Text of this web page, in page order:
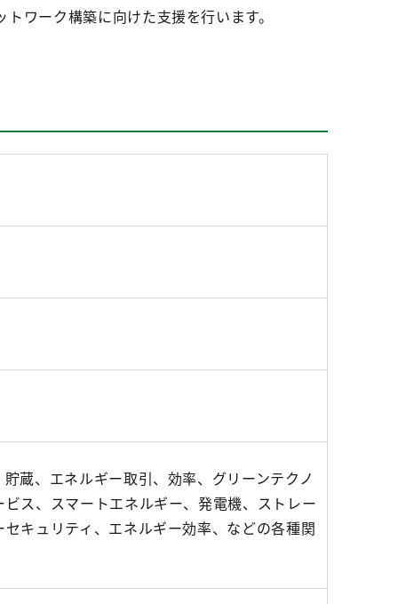
ワーク構築に向けた支援を行います。
蔵、エネルギー取引、効率、グリーンテクノ
ス、スマートエネルギー、発電機、ストレー
キュリティ、エネルギー効率、などの各種関